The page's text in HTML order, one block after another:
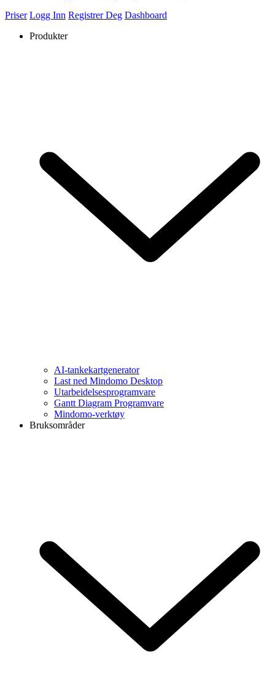
Priser Logg Inn Registrer Deg Dashboard
Produkter
AI-tankekartgenerator
Last ned Mindomo Desktop
Utarbeidelsesprogramvare
Gantt Diagram Programvare
Mindomo-verktøy
Bruksområder